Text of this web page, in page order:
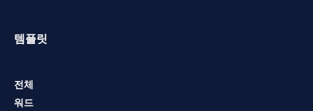
템플릿
전체
워드